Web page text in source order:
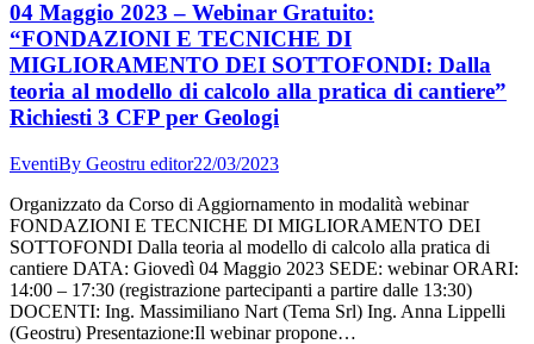
04 Maggio 2023 – Webinar Gratuito:
“FONDAZIONI E TECNICHE DI
MIGLIORAMENTO DEI SOTTOFONDI: Dalla
teoria al modello di calcolo alla pratica di cantiere”
Richiesti 3 CFP per Geologi
EventiBy Geostru editor22/03/2023
Organizzato da Corso di Aggiornamento in modalità webinar
FONDAZIONI E TECNICHE DI MIGLIORAMENTO DEI
SOTTOFONDI Dalla teoria al modello di calcolo alla pratica di
cantiere DATA: Giovedì 04 Maggio 2023 SEDE: webinar ORARI:
14:00 – 17:30 (registrazione partecipanti a partire dalle 13:30)
DOCENTI: Ing. Massimiliano Nart (Tema Srl) Ing. Anna Lippelli
(Geostru) Presentazione:Il webinar propone…